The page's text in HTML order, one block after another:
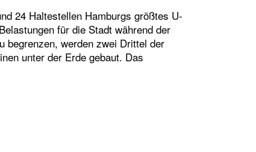
24 Haltestellen Hamburgs größtes U-
für die Stadt während der
begrenzen, werden zwei Drittel der
unter der Erde gebaut. Das